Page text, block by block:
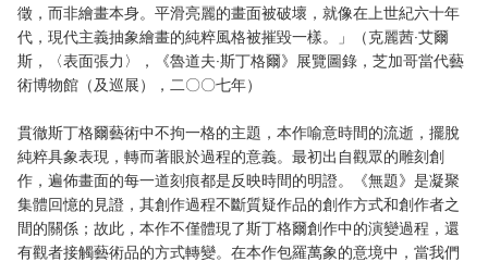
徵，而非繪畫本身。平滑亮麗的畫面被破壞，就像在上世紀六十年
代，現代主義抽象繪畫的純粹風格被摧毀一樣。」（克麗茜·艾爾
斯，〈表面張力〉，《魯道夫·斯丁格爾》展覽圖錄，芝加哥當代藝
術博物館（及巡展），二〇〇七年）
貫徹斯丁格爾藝術中不拘一格的主題，本作喻意時間的流逝，擺脫
純粹具象表現，轉而著眼於過程的意義。最初出自觀眾的雕刻創
作，遍佈畫面的每一道刻痕都是反映時間的明證。《無題》是凝聚
集體回憶的見證，其創作過程不斷質疑作品的創作方式和創作者之
間的關係；故此，本作不僅體現了斯丁格爾創作中的演變過程，還
有觀者接觸藝術品的方式轉變。在本作包羅萬象的意境中，當我們